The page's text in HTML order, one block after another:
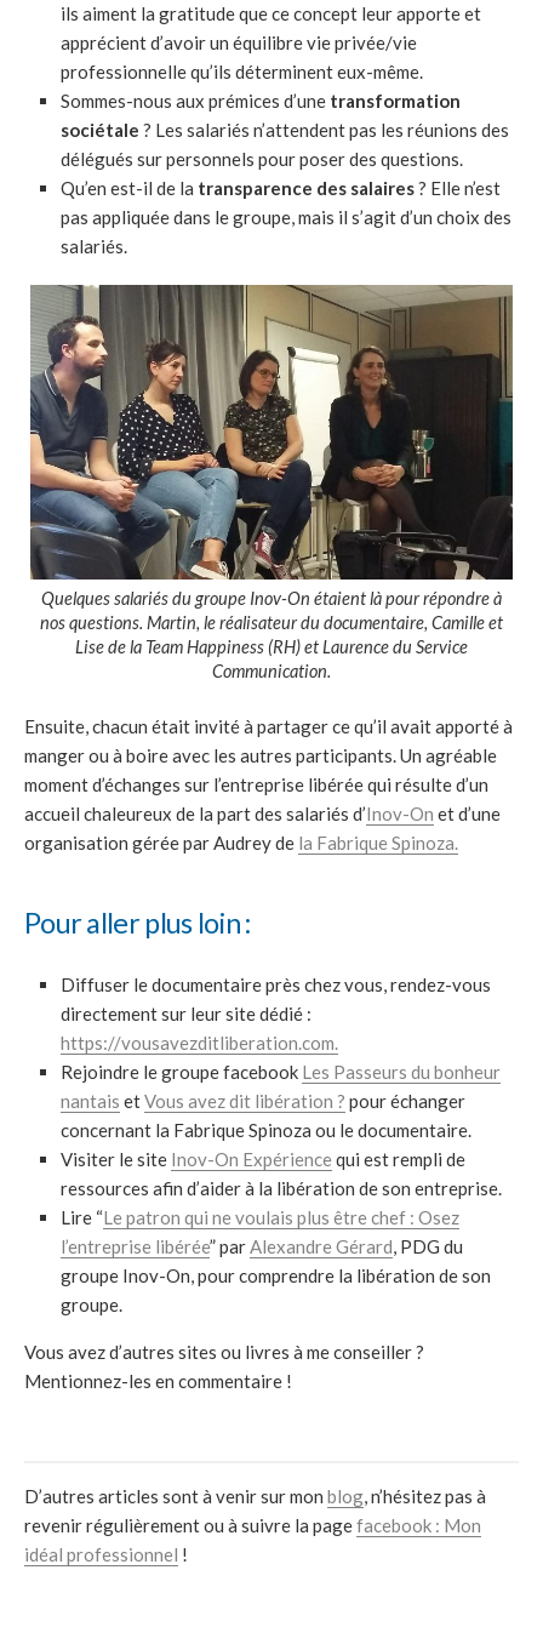
ils aiment la gratitude que ce concept leur apporte et
apprécient d’avoir un équilibre vie privée/vie
professionnelle qu’ils déterminent eux-même.
Sommes-nous aux prémices d’une transformation
sociétale ? Les salariés n’attendent pas les réunions des
délégués sur personnels pour poser des questions.
Qu’en est-il de la transparence des salaires? Elle n’est
pas appliquée dans le groupe, mais il s’agit d’un choix des
salariés.
Quelques salariés du groupe Inov-On étaient là pour répondre à
nos questions. Martin, le réalisateur du documentaire, Camille et
Lise de la Team Happiness (RH) et Laurence du Service
Communication.
Ensuite, chacun était invité à partager ce qu’il avait apporté à
manger ou à boire avec les autres participants. Un agréable
moment d’échanges sur l’entreprise libérée qui résulte d’un
accueil chaleureux de la part des salariés d’Inov-On et d’une
organisation gérée par Audrey de la Fabrique Spinoza.
Pour aller plus loin :
Diffuser le documentaire près chez vous, rendez-vous
directement sur leur site dédié :
https://vousavezditliberation.com.
Rejoindre le groupe facebook Les Passeurs du bonheur
nantais etVous avez dit libération ? pour échanger
concernant la Fabrique Spinoza ou le documentaire.
Visiter le site Inov-On Expérience qui est rempli de
ressources afin d’aider à la libération de son entreprise.
Lire “Le patron qui ne voulais plus être chef : Osez
l’entreprise libérée” parAlexandre Gérard, PDG du
groupe Inov-On, pour comprendre la libération de son
groupe.
Vous avez d’autres sites ou livres à me conseiller ?
Mentionnez-les en commentaire !
D’autres articles sont à venir sur mon blog, n’hésitez pas à
revenir régulièrement ou à suivre la pagefacebook : Mon
idéal professionnel !